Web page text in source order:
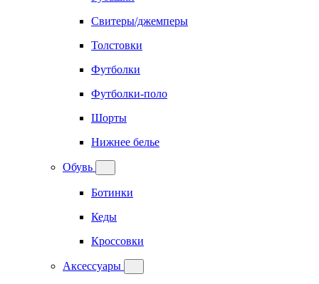
Свитеры/джемперы
Толстовки
Футболки
Футболки-поло
Шорты
Нижнее белье
Обувь
Ботинки
Кеды
Кроссовки
Аксессуары